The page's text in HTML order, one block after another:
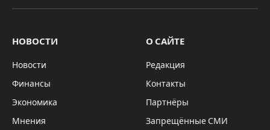
НОВОСТИ
Новости
Финансы
Экономика
Мнения
О САЙТЕ
Редакция
Контакты
Партнёры
Запрещённые СМИ